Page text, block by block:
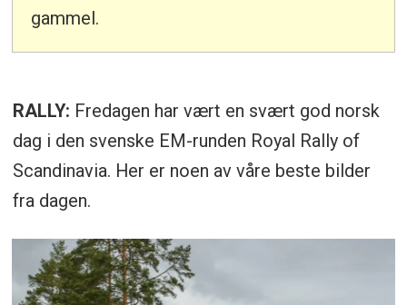
gammel.
RALLY: Fredagen har vært en svært god norsk
dag i den svenske EM-runden Royal Rally of
Scandinavia. Her er noen av våre beste bilder
fra dagen.